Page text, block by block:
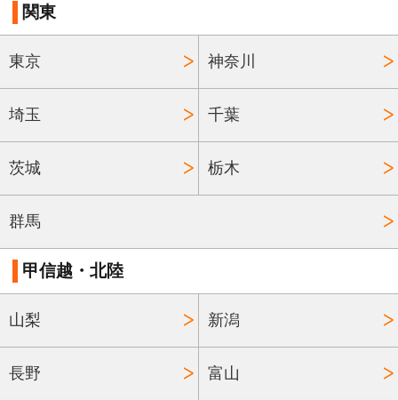
関東
東京 神奈川
埼玉 千葉
茨城 栃木
群馬
甲信越・北陸
山梨 新潟
長野 富山